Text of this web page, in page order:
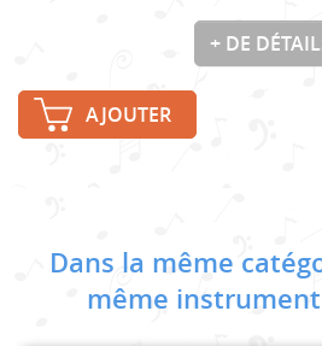
+ DE
AJOUTER
Dans la même
même